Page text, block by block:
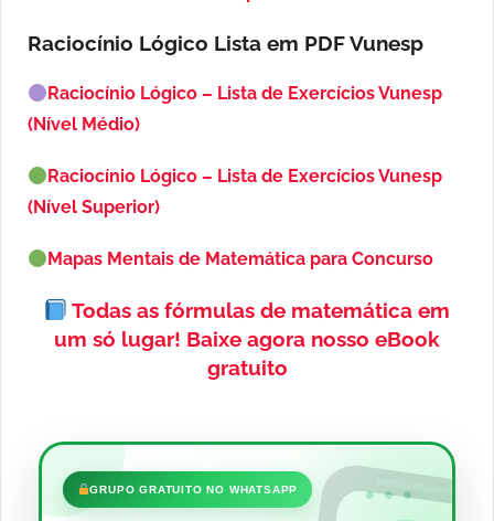
Raciocínio Lógico Lista em PDFVunesp
Raciocínio Lógico – Lista de Exercícios Vunesp
(Nível Médio)
Raciocínio Lógico – Lista de Exercícios Vunesp
(Nível Superior)
Mapas Mentais de Matemática para Concurso
Todas as fórmulas de matemática em
um só lugar! Baixe agora nosso eBook
gratuito
•••
GRUPO GRATUITO NO WHATSAPP